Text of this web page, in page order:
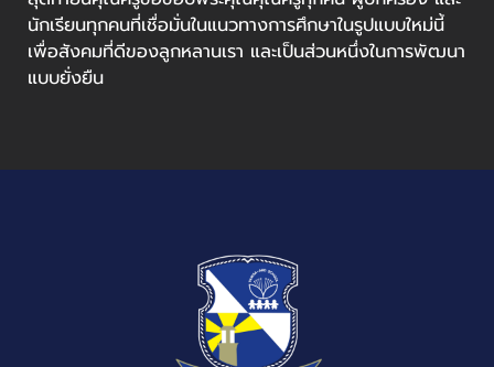
นักเรียนทุกคนที่เชื่อมั่นในแนวทางการศึกษาในรูปแบบใหม่นี้
เพื่อสังคมที่ดีของลูกหลานเรา และเป็นส่วนหนึ่งในการพัฒนา
แบบยั่งยืน